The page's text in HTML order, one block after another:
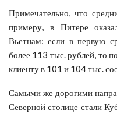
Примечательно, что
примеру, в Питере
Вьетнам: если в первую
более 113 тыс. рублей, то
клиенту в 101 и 104 тыс.
Самыми же дорогими
Северной столице стали